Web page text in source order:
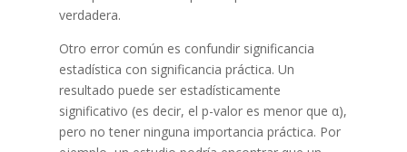
verdadera.
Otro error común es confundir significancia
estadística con significancia práctica. Un
resultado puede ser estadísticamente
significativo (es decir, el p-valor es menor que α),
pero no tener ninguna importancia práctica. Por